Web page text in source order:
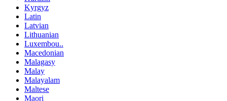
Kyrgyz
Latin
Latvian
Lithuanian
Luxembou..
Macedonian
Malagasy
Malay
Malayalam
Maltese
Maori